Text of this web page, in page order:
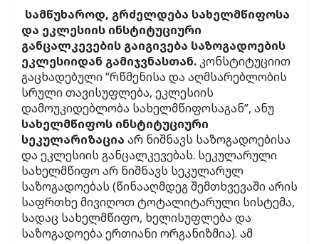
სამწუხაროდ, გრძელდება სახელმწიფოსა
და ეკლესიის ინსტიტუციური
განცალკევების გაიგივება საზოგადოების
ეკლესიიდან გამიჯვნასთან.კონსტიტუციით
გაცხადებული “რწმენისა და აღმსარებლობის
სრული თავისუფლება, ეკლესიის
დამოუკიდებლობა სახელმწიფოსაგან”, ანუ
სახელმწიფოს ინსტიტუციური
სეკულარიზაცია არ ნიშნავს საზოგადოებისა
და ეკლესიის განცალკევებას. სეკულარული
სახელმწიფო არ ნიშნავს სეკულარულ
საზოგადოებას (წინააღმდეგ შემთხვევაში არის
საფრთხე მივიღოთ ტოტალიტარული სისტემა,
სადაც სახელმწიფო, ხელისუფლება და
საზოგადოება ერთიანი ორგანიზმია). ამ